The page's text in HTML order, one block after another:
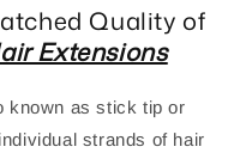
Quality of
Extensions
known as stick tip or
strands of hair